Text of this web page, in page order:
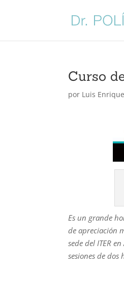
Curso
por Luis
Es un grande
de apreciación
sede del ITER
sesiones de